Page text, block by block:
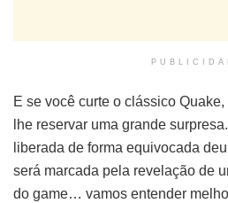
E se você curte o clássico
lhe reservar uma grande
liberada de forma equivocada
será marcada pela revelação de
do game… vamos entender